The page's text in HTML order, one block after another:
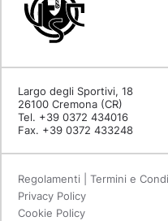
Largo degli Sportivi, 18
26100 Cremona (CR)
Tel. +39 0372 434016
Fax. +39 0372 433248
Regolamenti | Termini e
Privacy Policy
Cookie Policy